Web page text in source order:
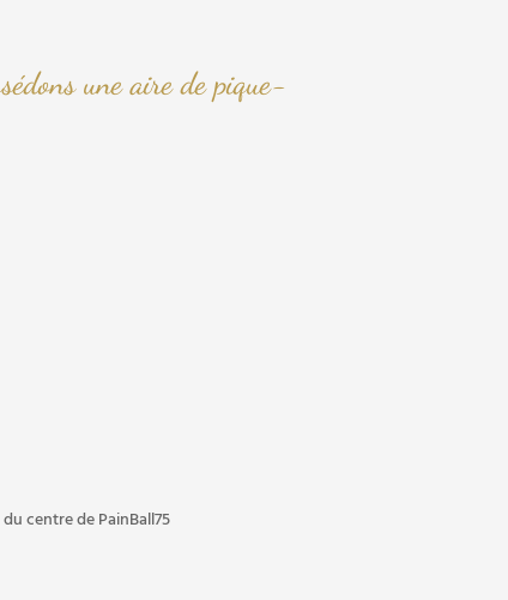
une aire de pique-